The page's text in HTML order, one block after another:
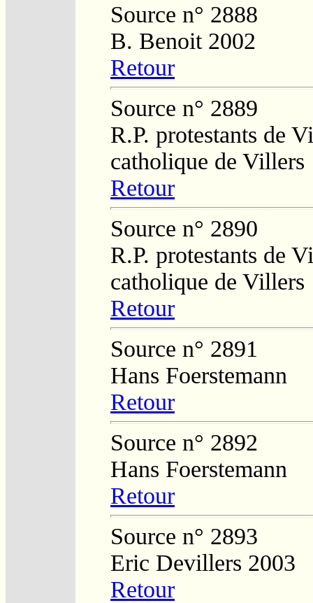
Source n° 2888
B. Benoit 2002
Retour
Source n° 2889
R.P. protestants de
catholique de Villers
Retour
Source n° 2890
R.P. protestants de
catholique de Villers
Retour
Source n° 2891
Hans Foerstemann
Retour
Source n° 2892
Hans Foerstemann
Retour
Source n° 2893
Eric Devillers 2003
Retour